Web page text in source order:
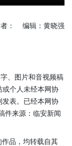
： 编辑：黄晓强
、图片和音视频稿
或个人未经本网协
发表。已经本网协
件来源：临安新闻
品，均转载自其